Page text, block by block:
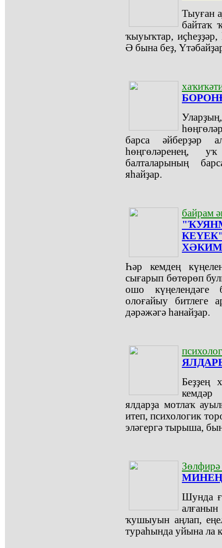
Тыуған
байтаҡ
ҡыуыҡтар,
Ә бына беҙ,
барса әйберҙәр
һөңгөләренең,
балталарының
яһайҙар.
байрам
Һәр кемдең
сығарып бөтөрөп
ошо күңелендәге
олоғайыу битлеге
дәрәжәгә һанайҙар.
Беҙҙең
кемдәр
ялдарҙа мотлаҡ
итеп, психологик
эләгергә тырыша,
МИНЕҢ
Шунда
алғанын
ҡушыуын аңлап,
тураһында уйына ла